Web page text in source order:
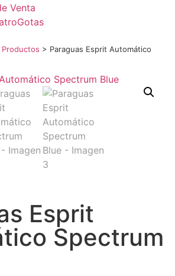
Venta
Productos > Paraguas Esprit Automático
Esprit
Spectrum